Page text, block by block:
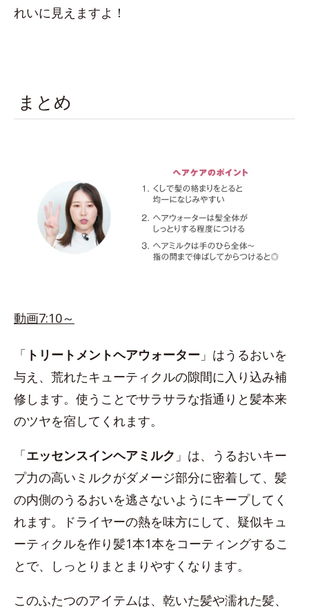
れいに見えますよ！
まとめ
動画7:10～
「 トリートメントヘアウォーター 」はうるおいを
与え、荒れたキューティクルの隙間に入り込み補
修します。使うことでサラサラな指通りと髪本来
のツヤを宿してくれます。
「エッセンスインヘアミルク 」は、うるおいキー
プ力の高いミルクがダメージ部分に密着して、髪
の内側のうるおいを逃さないようにキープしてく
れます。ドライヤーの熱を味方にして、疑似キュ
ーティクルを作り髪1本1本をコーティングするこ
とで、しっとりまとまりやすくなります。
このふたつのアイテムは、乾いた髪や濡れた髪、